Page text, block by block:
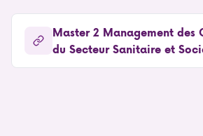
Master 2 Management des
du Secteur Sanitaire et